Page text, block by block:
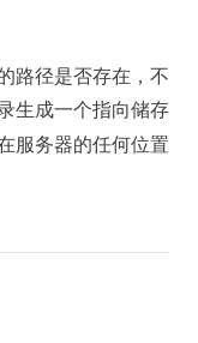
路径是否存在，不
生成一个指向储存
服务器的任何位置